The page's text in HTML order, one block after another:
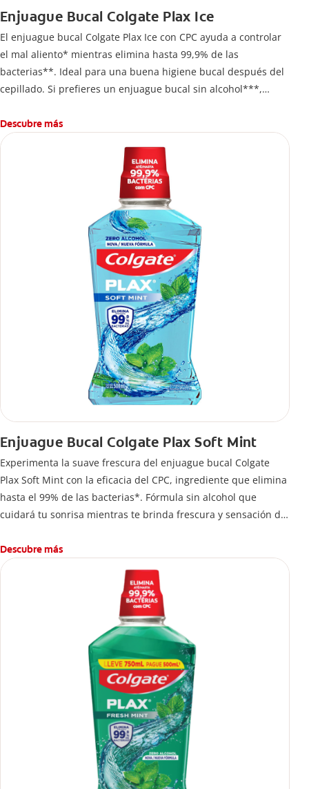
Enjuague Bucal Colgate Plax Ice
El enjuague bucal Colgate Plax Ice con CPC ayuda a controlar
el mal aliento* mientras elimina hasta 99,9% de las
bacterias**. Ideal para una buena higiene bucal después del
cepillado. Si prefieres un enjuague bucal sin alcohol***,
Descubre más
Enjuague Bucal Colgate Plax Soft Mint
Experimenta la suave frescura del enjuague bucal Colgate
Plax Soft Mint con la eficacia del CPC, ingrediente que elimina
hasta el 99% de las bacterias*. Fórmula sin alcohol que
cuidará tu sonrisa mientras te brinda frescura y sensación de
Descubre más